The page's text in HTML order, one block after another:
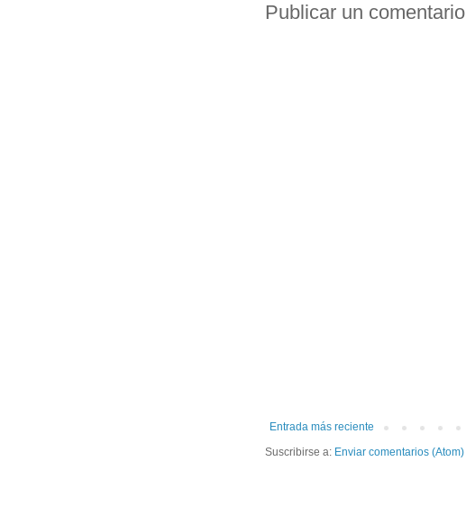
Publicar un comentario
Entrada más reciente
Suscribirse a: Enviar comentarios (Atom)